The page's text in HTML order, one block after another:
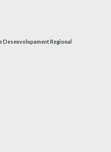
Desenvolupament Regional